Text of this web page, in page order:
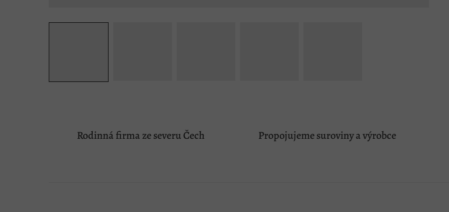
Rodinná firma ze severu Čech Propojujeme suroviny a výrobce